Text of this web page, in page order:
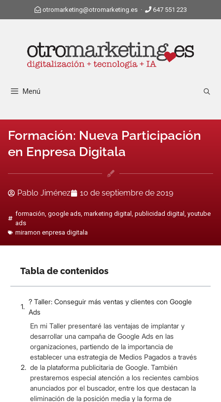
otromarketing@otromarketing.es· 647 551 223
Menú
Formación: Nueva Participación
en Enpresa Digitala
Pablo Jiménez 10 de septiembre de 2019
formación,google ads,marketing digital,publicidad digital,youtube
ads
miramon enpresa digitala
Tabla de contenidos
? Taller: Conseguir más ventas y clientes con Google
Ads
En mi Taller presentaré las ventajas de implantar y
desarrollar una campaña de Google Ads en las
organizaciones, partiendo de la importancia de
establecer una estrategia de Medios Pagados a través
de la plataforma publicitaria de Google. También
prestaremos especial atención a los recientes cambios
anunciados por el buscador, entre los que destacan la
eliminación de la posición media y la forma de